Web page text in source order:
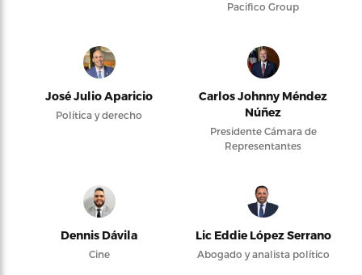
Pacifico Group
José Julio Aparicio
Política y derecho
Carlos Johnny Méndez
Núñez
Presidente Cámara de
Representantes
Dennis Dávila
Cine
Lic Eddie López Serrano
Abogado y analista político